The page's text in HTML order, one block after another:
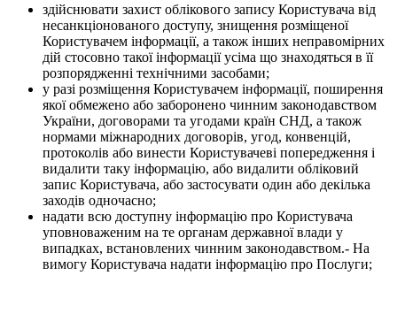
здійснювати захист облікового запису Користувача від
несанкціонованого доступу, знищення розміщеної
Користувачем інформації, а також інших неправомірних
дій стосовно такої інформації усіма що знаходяться в її
розпорядженні технічними засобами;
у разі розміщення Користувачем інформації, поширення
якої обмежено або заборонено чинним законодавством
України, договорами та угодами країн СНД, а також
нормами міжнародних договорів, угод, конвенцій,
протоколів або винести Користувачеві попередження і
видалити таку інформацію, або видалити обліковий
запис Користувача, або застосувати один або декілька
заходів одночасно;
надати всю доступну інформацію про Користувача
уповноваженим на те органам державної влади у
випадках, встановлених чинним законодавством.- На
вимогу Користувача надати інформацію про Послуги;